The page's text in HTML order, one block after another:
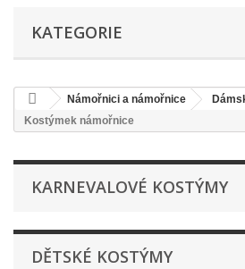
KATEGORIE
Námořnici a námořnice
Kostýmek námořnice
KARNEVALOVÉ KOSTÝMY
DĚTSKÉ KOSTÝMY